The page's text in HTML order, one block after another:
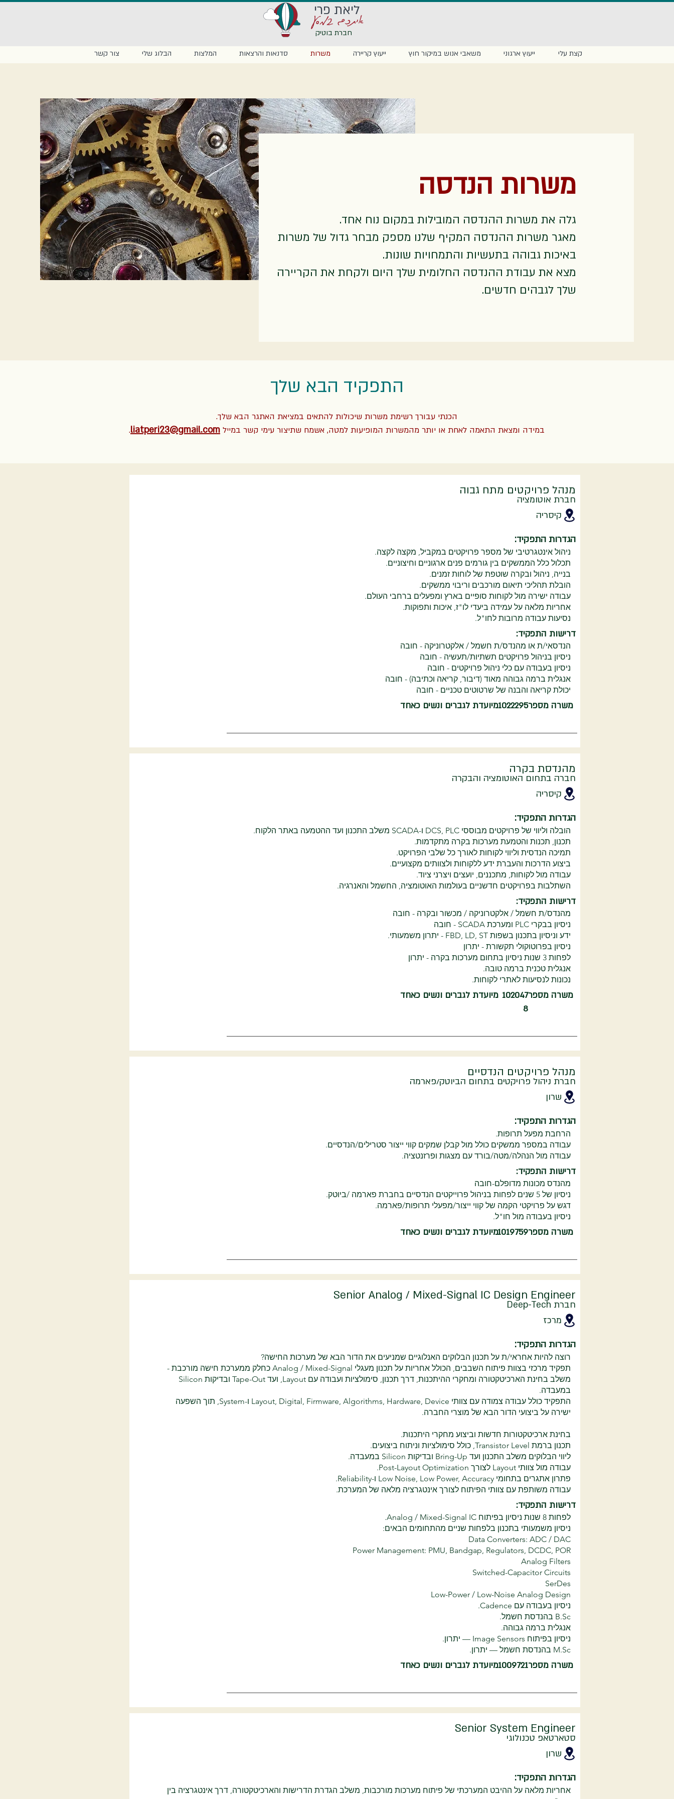
איתכם במסע
חברת בוטיק
ליאת פרי
קצת עלי ייעוץ ארגוני משאבי אנוש במיקור חוץ ייעוץ קריירה משרות סדנאות והרצאות המלצות הבלוג שלי צור קשר
משרות הנדסה
גלה את משרות ההנדסה המובילות במקום נוח אחד.
מאגר משרות ההנדסה המקיף שלנו מספק מבחר גדול של משרות
באיכות גבוהה בתעשיות והתמחויות שונות.
מצא את עבודת ההנדסה החלומית שלך היום ולקחת את הקריירה
שלך לגבהים חדשים.
התפקיד הבא שלך
הכנתי עבורך רשימת משרות שיכולות להתאים במציאת האתגר הבא שלך.
במידה ומצאת התאמה לאחת או יותר מהמשרות המופיעות למטה, אשמח שתיצור עימי קשר במייל liatperi23@gmail.com
.
מנהל פרויקטים מתח גבוה
חברת אוטומציה
קיסריה
הגדרות התפקיד:
ניהול אינטגרטיבי של מספר פרויקטים במקביל, מקצה לקצה.
תכלול כלל הממשקים בין גורמים פנים ארגוניים וחיצוניים.
בנייה, ניהול ובקרה שוטפת של לוחות זמנים.
הובלת תהליכי תיאום מורכבים וריבוי ממשקים.
עבודה ישירה מול לקוחות סופיים בארץ ומפעלים ברחבי העולם.
אחריות מלאה על עמידה ביעדי לו"ז, איכות ותפוקות.
נסיעות עבודה מרובות לחו"ל.
דרישות התפקיד:
הנדסאי/ת או מהנדס/ת חשמל / אלקטרוניקה - חובה
ניסיון בניהול פרויקטים תשתיות/תעשיה - חובה
ניסיון בעבודה עם כלי ניהול פרויקטים - חובה
אנגלית ברמה גבוהה מאוד (דיבור, קריאה וכתיבה) - חובה
יכולת קריאה והבנה של שרטוטים טכניים - חובה
משרה מספר1022295מיועדת לגברים ונשים כאחד
מהנדסת בקרה
חברה בתחום האוטומציה והבקרה
קיסריה
הגדרות התפקיד:
הובלה וליווי של פרויקטים מבוססי DCS, PLC ו-SCADA משלב התכנון ועד ההטמעה באתר הלקוח.
תכנון, תכנות והטמעת מערכות בקרה מתקדמות.
תמיכה הנדסית וליווי לקוחות לאורך כל שלבי הפרויקט.
ביצוע הדרכות והעברת ידע ללקוחות ולצוותים מקצועיים.
עבודה מול לקוחות, מתכננים, יועצים ויצרני ציוד.
השתלבות בפרויקטים חדשניים בעולמות האוטומציה, החשמל והאנרגיה.
דרישות התפקיד:
מהנדס/ת חשמל / אלקטרוניקה / מכשור ובקרה - חובה
ניסיון בבקרי PLC ומערכת SCADA - חובה
ידע וניסיון בתכנון בשפות FBD, LD, ST - יתרון משמעותי.
ניסיון בפרוטוקולי תקשורת - יתרון
לפחות 3 שנות ניסיון בתחום מערכות בקרה - יתרון
אנגלית טכנית ברמה טובה.
נכונות לנסיעות לאתרי לקוחות.
משרה מספר102047
8
מיועדת לגברים ונשים כאחד
מנהל פרויקטים הנדסיים
חברת ניהול פרויקטים בתחום הביוטק/פארמה
שרון
הגדרות התפקיד:
הרחבת מפעל תרופות.
עבודה במספר ממשקים כולל מול קבלן שמקים קווי ייצור סטרילים/הנדסיים.
עבודה מול הנהלה/מטה/בורד עם מצגות ופרזנטציה.
דרישות התפקיד:
מהנדס מכונות מדופלם-חובה
ניסיון של 5 שנים לפחות בניהול פרוייקטים הנדסיים בחברת פארמה /ביוטק.
דגש על פרויקטי הקמה של קווי ייצור/מפעלי תרופות/פארמה.
ניסיון בעבודה מול חו"ל.
משרה מספר1019759מיועדת לגברים ונשים כאחד
Senior Analog / Mixed-Signal IC Design Engineer
חברת Deep-Tech
מרכז
הגדרות התפקיד:
רוצה להיות אחראי/ת על תכנון הבלוקים האנלוגיים שמניעים את הדור הבא של מערכות החישה?
תפקיד מרכזי בצוות פיתוח השבבים, הכולל אחריות על תכנון מעגלי Analog / Mixed-Signal כחלק ממערכת חישה מורכבת -
משלב בחינת הארכיטקטורה ומחקרי ההיתכנות, דרך תכנון, סימולציות ועבודה עם Layout, ועד Tape-Out ובדיקות Silicon
במעבדה.
התפקיד כולל עבודה צמודה עם צוותי Layout, Digital, Firmware, Algorithms, Hardware, Device ו-System, תוך השפעה
ישירה על ביצועי הדור הבא של מוצרי החברה.
בחינת ארכיטקטורות חדשות וביצוע מחקרי היתכנות.
תכנון ברמת Transistor Level, כולל סימולציות וניתוח ביצועים.
ליווי הבלוקים משלב התכנון ועד Bring-Up ובדיקות Silicon במעבדה.
עבודה מול צוותי Layout לצורך Post-Layout Optimization.
פתרון אתגרים בתחומי Low Noise, Low Power, Accuracy ו-Reliability.
עבודה משותפת עם צוותי הפיתוח לצורך אינטגרציה מלאה של המערכת.
דרישות התפקיד:
לפחות 8 שנות ניסיון בפיתוח Analog / Mixed-Signal IC.
ניסיון משמעותי בתכנון בלפחות שניים מהתחומים הבאים:
Data Converters: ADC / DAC
Power Management: PMU, Bandgap, Regulators, DCDC, POR
Analog Filters
Switched-Capacitor Circuits
SerDes
Low-Power / Low-Noise Analog Design
ניסיון בעבודה עם Cadence.
B.Sc בהנדסת חשמל.
אנגלית ברמה גבוהה.
ניסיון בפיתוח Image Sensors — יתרון.
M.Sc בהנדסת חשמל — יתרון.
משרה מספר1009721מיועדת לגברים ונשים כאחד
Senior System Engineer
סטארטאפ טכנולוגי
שרון
הגדרות התפקיד:
אחריות מלאה על ההיבט המערכתי של פיתוח מערכות מורכבות, משלב הגדרת הדרישות והארכיטקטורה, דרך אינטגרציה בין